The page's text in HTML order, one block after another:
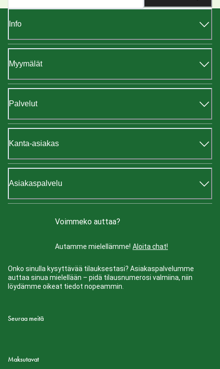
Info
Myymälät
Palvelut
Kanta-asiakas
Asiakaspalvelu
Voimmeko auttaa?
Autamme mielellämme! Aloita chat!
Onko sinulla kysyttävää tilauksestasi? Asiakaspalvelumme
auttaa sinua mielellään – pidä tilausnumerosi valmiina, niin
löydämme oikeat tiedot nopeammin.
Seuraa meitä
Maksutavat